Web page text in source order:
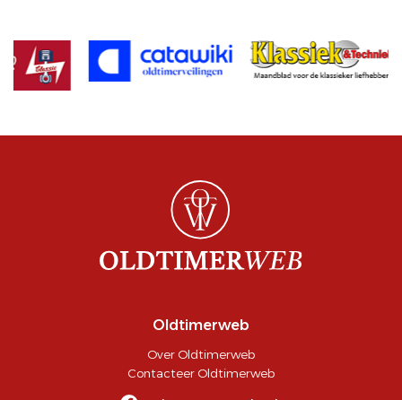
Oldtimerweb
Over Oldtimerweb
Contacteer Oldtimerweb